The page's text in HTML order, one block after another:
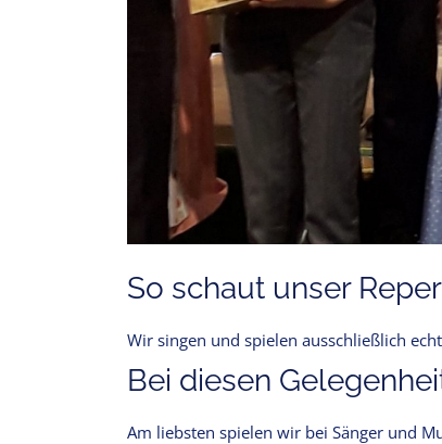
So schaut unser
Wir singen und spielen ausschließlich
Bei diesen
Am liebsten spielen wir bei Sänger und